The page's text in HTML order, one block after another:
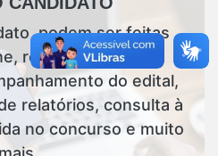
podem ser feitas
reimpressões de
do edital,
relatórios, consulta à
no concurso e muito